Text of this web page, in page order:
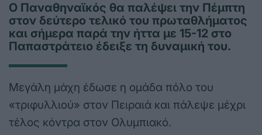
Ο Παναθηναϊκός θα παλέψει την Πέμπτη
στον δεύτερο τελικό του πρωταθλήματος
και σήμερα παρά την ήττα με 15-12 στο
Παπαστράτειο έδειξε τη δυναμική του.
Μεγάλη μάχη έδωσε η ομάδα πόλο του
«τριφυλλιού» στον Πειραιά και πάλεψε μέχρι
τέλος κόντρα στον Ολυμπιακό.